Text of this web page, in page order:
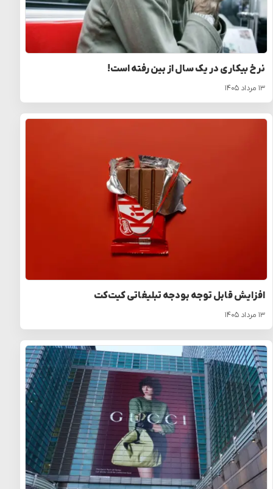
نرخ بیکاری در یک سال از بین رفته است!
۱۳ مرداد ۱۴۰۵
افزایش قابل توجه بودجه تبلیغاتی کیت‌کت
۱۳ مرداد ۱۴۰۵